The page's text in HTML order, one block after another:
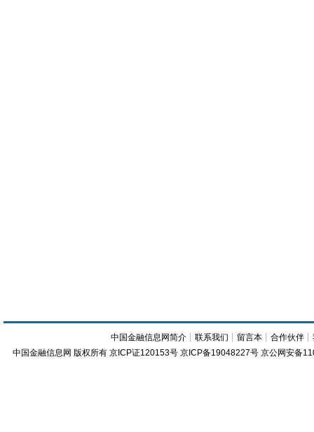
中国金融信息网简介 ┊联系我们 ┊ 留言本 ┊合作伙伴 ┊
中国金融信息网 版权所有 京ICP证120153号 京ICP备19048227号 京公网安备